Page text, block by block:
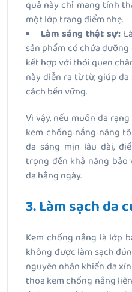
quả này chỉ mang tính
một lớp trang điểm nhẹ.
Làm sáng thật sự:
sản phẩm có chứa
kết hợp với thói quen
này diễn ra từ từ, giúp
cách bền vững.
Vì vậy, nếu muốn da
kem chống nắng nâng
da sáng mịn lâu dài,
trọng đến khả năng bảo
da hằng ngày.
3. Làm sạch da
Kem chống nắng là lớp
không được làm sạch
nguyên nhân khiến da
thoa kem chống nắng